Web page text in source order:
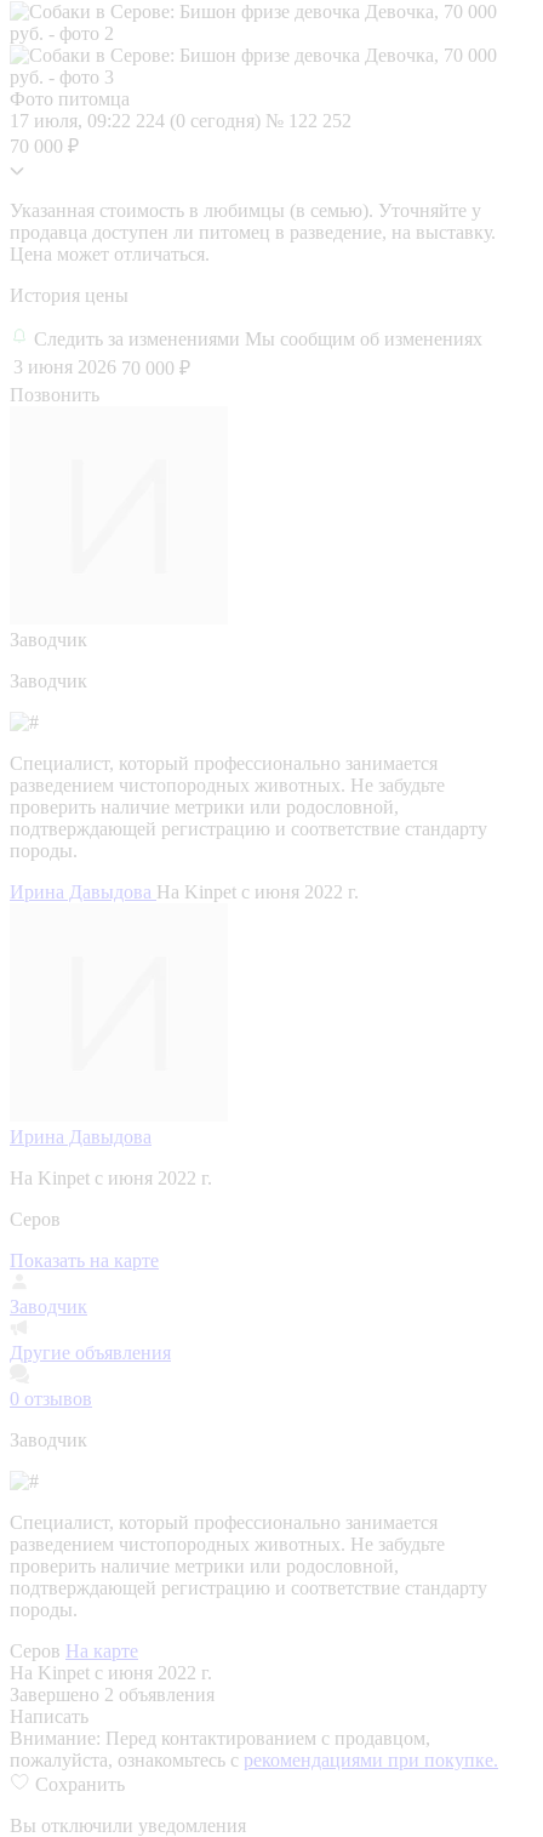
Фото питомца
17 июля, 09:22 224 (0 сегодня) № 122 252
70 000 ₽
Указанная стоимость в любимцы (в семью). Уточняйте у
продавца доступен ли питомец в разведение, на выставку.
Цена может отличаться.
История цены
Следить за изменениями Мы сообщим об изменениях
3 июня 2026 70 000 ₽
Позвонить
Заводчик
Заводчик
Специалист, который профессионально занимается
разведением чистопородных животных. Не забудьте
проверить наличие метрики или родословной,
подтверждающей регистрацию и соответствие стандарту
породы.
Ирина Давыдова На Kinpet c июня 2022 г.
Ирина Давыдова
На Kinpet c июня 2022 г.
Серов
Показать на карте
Заводчик
Другие объявления
0 отзывов
Заводчик
Специалист, который профессионально занимается
разведением чистопородных животных. Не забудьте
проверить наличие метрики или родословной,
подтверждающей регистрацию и соответствие стандарту
породы.
Серов На карте
На Kinpet c июня 2022 г.
Завершено 2 объявления
Написать
Внимание: Перед контактированием с продавцом,
пожалуйста, ознакомьтесь с рекомендациями при покупке.
Сохранить
Вы отключили уведомления